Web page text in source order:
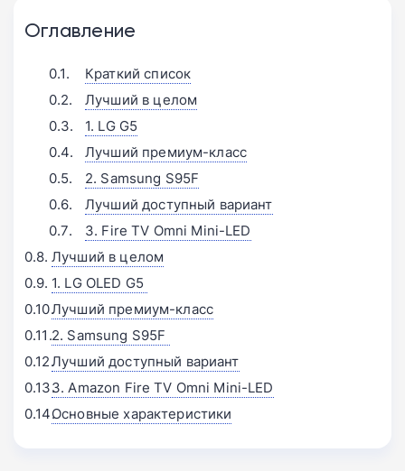
Оглавление
Краткий список
Лучший в целом
1. LG G5
Лучший премиум-класс
2. Samsung S95F
Лучший доступный вариант
3. Fire TV Omni Mini-LED
Лучший в целом
1. LG OLED G5 󠁩󠁩󠁩󠁩󠁩󠁩
Лучший премиум-класс
2. Samsung S95F 󠁩󠁩󠁩󠁩󠁩󠁩
Лучший доступный вариант
3. Amazon Fire TV Omni Mini-LED
Основные характеристики